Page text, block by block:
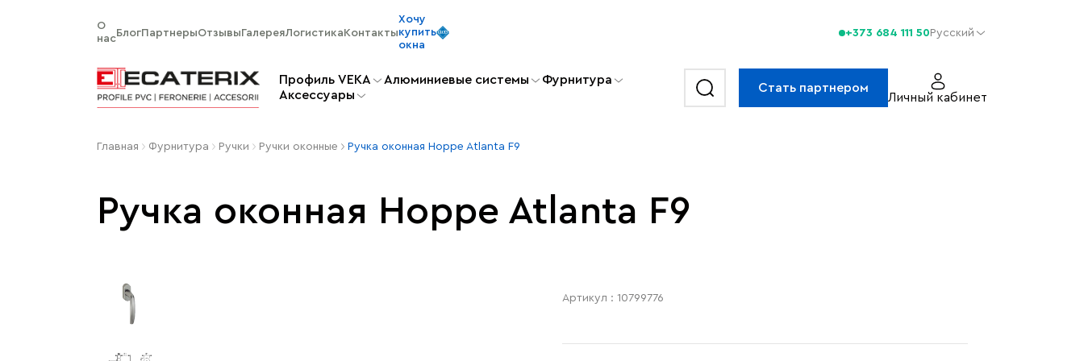
О
нас
БлогПартнерыОтзывыГалереяЛогистикаКонтакты
Хочу
купить
окна
+373 684 111 50Русский
Профиль VEKA Алюминиевые системы
Фурнитура
Aксессуары
Стать партнером
Личный кабинет
Главная Фурнитура Ручки Ручки оконные Ручка оконная Hoppe Atlanta F9
Ручка оконная Hoppe Atlanta F9
Артикул : 10799776